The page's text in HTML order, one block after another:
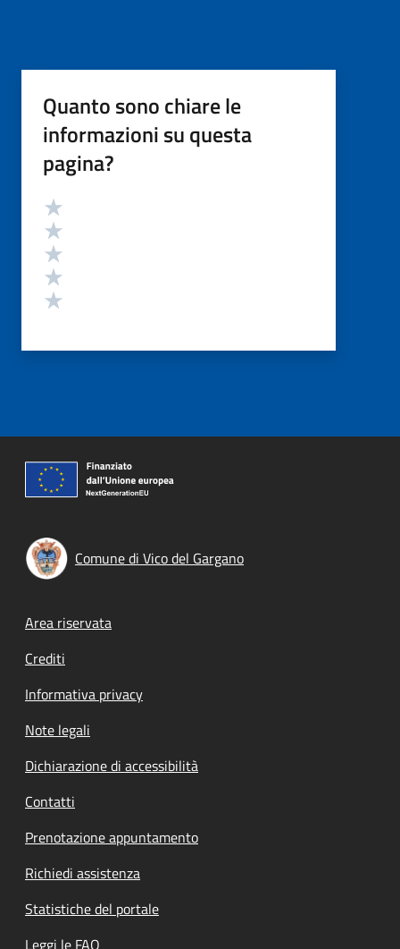
Quanto sono chiare le
informazioni su questa
pagina?
Valutazione
Comune di Vico del Gargano
Footer menu
Area riservata
Crediti
Informativa privacy
Note legali
Dichiarazione di accessibilità
Contatti
Prenotazione appuntamento
Richiedi assistenza
Statistiche del portale
Leggi le FAQ